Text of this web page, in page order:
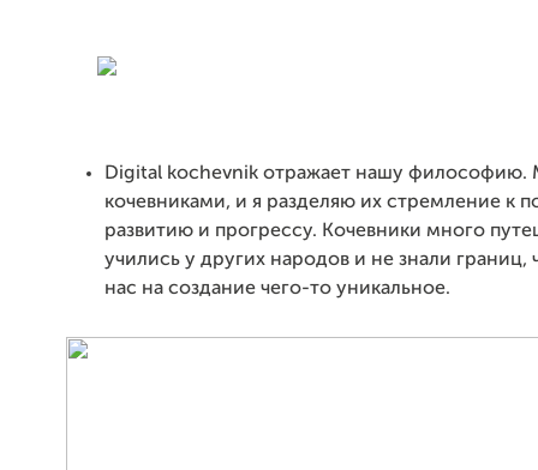
Digital kochevnik отражает нашу философию.
кочевниками, и я разделяю их стремление к
развитию и прогрессу. Кочевники много
учились у других народов и не знали границ,
нас на создание чего-то уникальное.